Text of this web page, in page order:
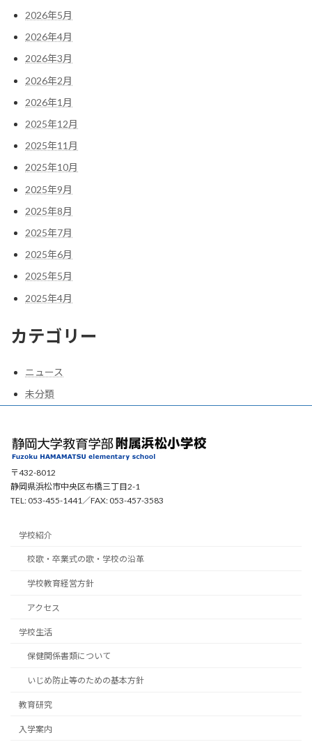
2026年5月
2026年4月
2026年3月
2026年2月
2026年1月
2025年12月
2025年11月
2025年10月
2025年9月
2025年8月
2025年7月
2025年6月
2025年5月
2025年4月
カテゴリー
ニュース
未分類
〒432-8012
静岡県浜松市中央区布橋三丁目2-1
TEL: 053-455-1441／FAX: 053-457-3583
学校紹介
校歌・卒業式の歌・学校の沿革
学校教育経営方針
アクセス
学校生活
保健関係書類について
いじめ防止等のための基本方針
教育研究
入学案内